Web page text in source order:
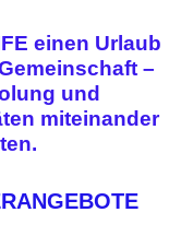
einen Urlaub
–
und
miteinander